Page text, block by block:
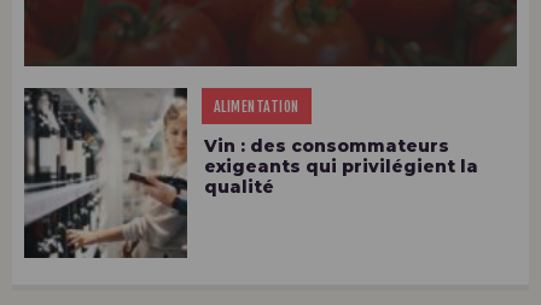
ALIMENTATION
Vin : des consommateurs
exigeants qui privilégient la
qualité